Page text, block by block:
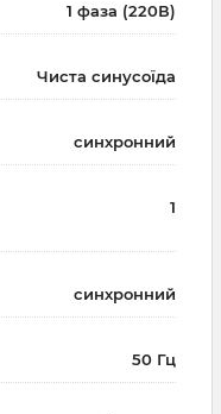
1 фаза (220В)
Чиста синусоїда
синхронний
1
синхронний
50 Гц